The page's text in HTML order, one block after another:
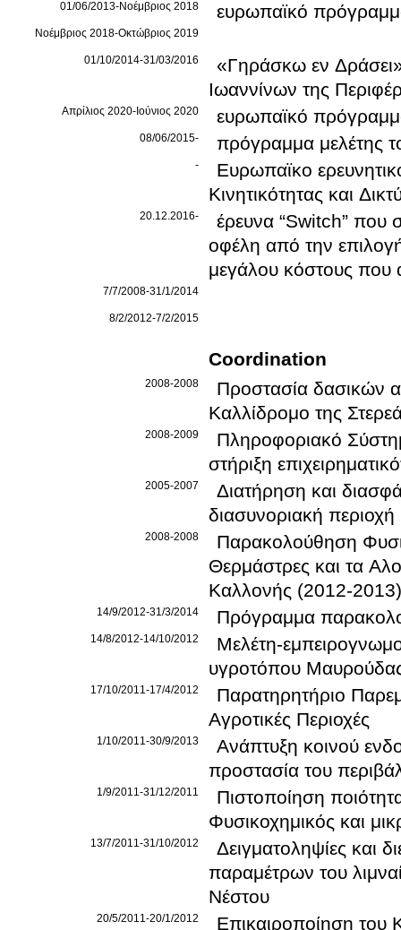
01/06/2013-Νοέμβριος 2018 ευρωπαϊκό
Νοέμβριος 2018-Οκτώβριος 2019
01/10/2014-31/03/2016
«Γηράσκω εν
Ιωαννίνων της
Απρίλιος 2020-Ιούνιος 2020 ευρωπαϊκό
08/06/2015- πρόγραμμα μελέτης
-
Ευρωπαϊκο
Κινητικότητας και
20.12.2016-
έρευνα “Switch” που
οφέλη από την
μεγάλου κόστους που
7/7/2008-31/1/2014
8/2/2012-7/2/2015
Coordination
2008-2008
Προστασία δασικών
Καλλίδρομο της
2008-2009
Πληροφοριακό
στήριξη
2005-2007
Διατήρηση και
διασυνοριακή περιοχή
2008-2008
Παρακολούθηση
Θερμάστρες και τα
Καλλονής (2012-2013)
14/9/2012-31/3/2014 Πρόγραμμα
14/8/2012-14/10/2012
Μελέτη-
υγροτόπου
17/10/2011-17/4/2012
Παρατηρητήριο
Αγροτικές Περιοχές
1/10/2011-30/9/2013
Ανάπτυξη κοινού
προστασία του
1/9/2011-31/12/2011
Πιστοποίηση
Φυσικοχημικός και
13/7/2011-31/10/2012
Δειγματοληψίες και
παραμέτρων του
Νέστου
20/5/2011-20/1/2012 Επικαιροποίηση του